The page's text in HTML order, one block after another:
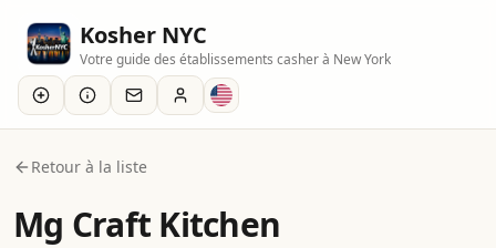
Kosher NYC
Votre guide des établissements casher à New York
Retour à la liste
Mg Craft Kitchen